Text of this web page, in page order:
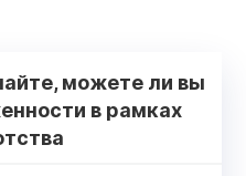
можете ли вы
в рамках